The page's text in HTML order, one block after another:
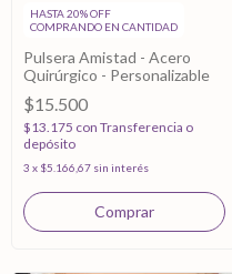
HASTA 20% OFF
COMPRANDO EN CANTIDAD
Pulsera Amistad - Acero
Quirúrgico - Personalizable
$15.500
$13.175 con Transferencia o
depósito
3 x $5.166,67 sin interés
Comprar